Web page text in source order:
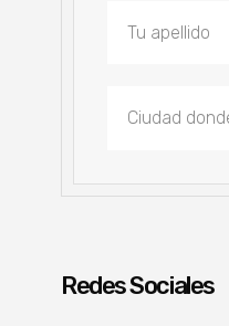
Redes Sociales